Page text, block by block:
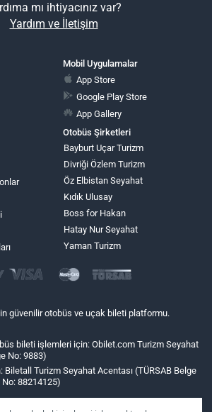
mı ihtiyacınız var?
Yardım ve İletişim
Mobil Uygulamalar
App Store
Google Play Store
App Gallery
Otobüs Şirketleri
Bayburt Uçar Turizm
Divriği Özlem Turizm
Öz Elbistan Seyahat
Kıdık Ulusay
Boss for Hakan
Hatay Nur Seyahat
Yaman Turizm
güvenilir otobüs ve uçak bileti platformu.
bileti işlemleri için: Obilet.com Turizm Seyahat
No: 9883)
Turizm Seyahat Acentası (TÜRSAB Belge
No: 88214125)